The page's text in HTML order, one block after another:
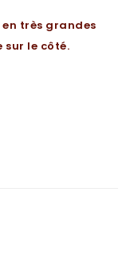
très grandes
sur le côté.